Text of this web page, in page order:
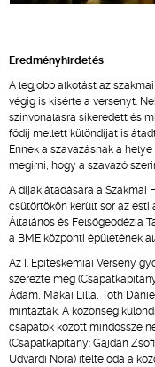
Eredményhirdetés
A legjobb alkotást az
végig is kísérte a versenyt.
színvonalasra sikeredett és
fődíj mellett különdíjat is
Ennek a szavazásnak a
megírni, hogy a szavazó
A díjak átadására a Szakmai
csütörtökön került sor az esti
Általános és Felsőgeodézia
a BME központi épületének
Az I. Építéskémiai Verseny
szerezte meg
Ádám, Makai Lilla, Tóth
mintáztak. A közönség
csapatok között mindössze
(Csapatkapitány: Gajdán
Udvardi Nóra) ítélte oda a